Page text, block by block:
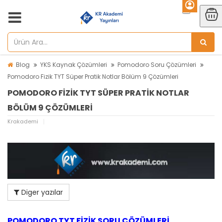
Blog YKS Kaynak Çözümleri
Pomodoro Soru Çözümleri
Pomodoro Fizik TYT Süper Pratik Notlar Bölüm 9 Çözümleri
POMODORO FIZIK TYT SÜPER PRATIK NOTLAR
BÖLÜM 9 ÇÖZÜMLERI
Krakademi
Diger yazılar